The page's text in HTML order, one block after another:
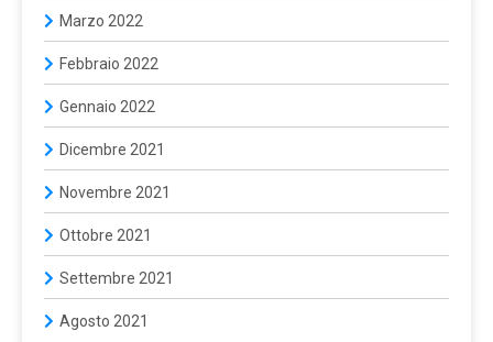
Marzo 2022
Febbraio 2022
Gennaio 2022
Dicembre 2021
Novembre 2021
Ottobre 2021
Settembre 2021
Agosto 2021